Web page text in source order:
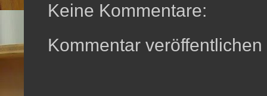
Keine Kommentare:
Kommentar veröffentlichen